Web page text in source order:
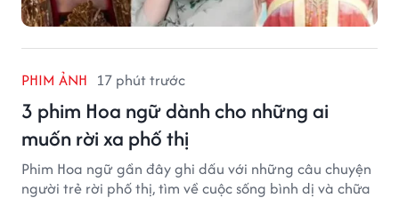
PHIM ẢNH 17 phút trước
3 phim Hoa ngữ dành cho những ai
muốn rời xa phố thị
Phim Hoa ngữ gần đây ghi dấu với những câu chuyện
người trẻ rời phố thị, tìm về cuộc sống bình dị và chữa